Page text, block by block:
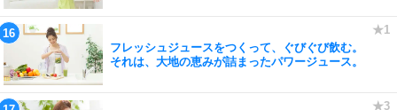
フレッシュジュースをつくって、ぐびぐび飲む。
それは、大地の恵みが詰まったパワージュース。